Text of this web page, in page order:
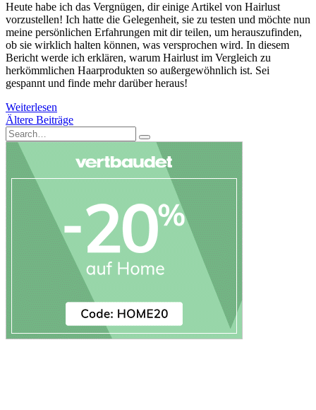
Heute habe ich das Vergnügen, dir einige Artikel von Hairlust
vorzustellen! Ich hatte die Gelegenheit, sie zu testen und möchte nun
meine persönlichen Erfahrungen mit dir teilen, um herauszufinden,
ob sie wirklich halten können, was versprochen wird. In diesem
Bericht werde ich erklären, warum Hairlust im Vergleich zu
herkömmlichen Haarprodukten so außergewöhnlich ist. Sei
gespannt und finde mehr darüber heraus!
Weiterlesen
Beitragsnavigation
Ältere Beiträge
Search
for:
Search